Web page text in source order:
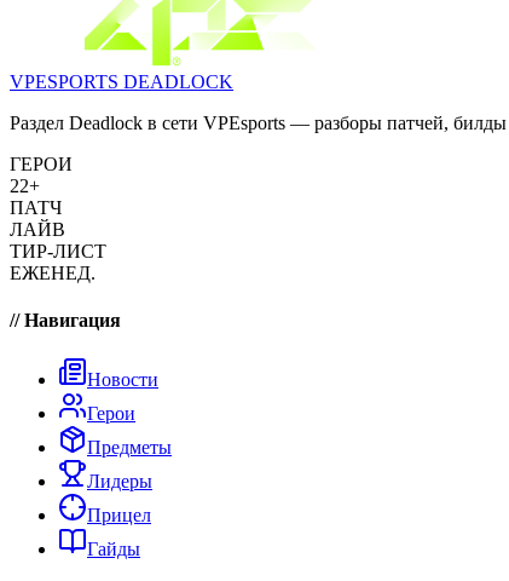
VPESPORTS DEADLOCK
Раздел Deadlock в сети VPEsports — разборы патчей,
ГЕРОИ
22+
ПАТЧ
ЛАЙВ
ТИР-ЛИСТ
ЕЖЕНЕД.
// Навигация
Новости
Герои
Предметы
Лидеры
Прицел
Гайды